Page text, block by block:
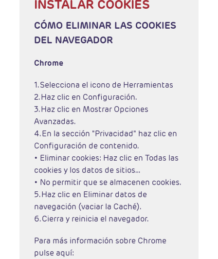
INSTALAR COOKIES
CÓMO ELIMINAR LAS COOKIES
DEL NAVEGADOR
Chrome
1. Selecciona el icono de Herramientas
2. Haz clic en Configuración.
3. Haz clic en Mostrar Opciones
Avanzadas.
4. En la sección "Privacidad" haz clic en
Configuración de contenido.
• Eliminar cookies: Haz clic en Todas las
cookies y los datos de sitios…
• No permitir que se almacenen cookies.
5. Haz clic en Eliminar datos de
navegación (vaciar la Caché).
6. Cierra y reinicia el navegador.
Para más información sobre Chrome
pulse aquí: